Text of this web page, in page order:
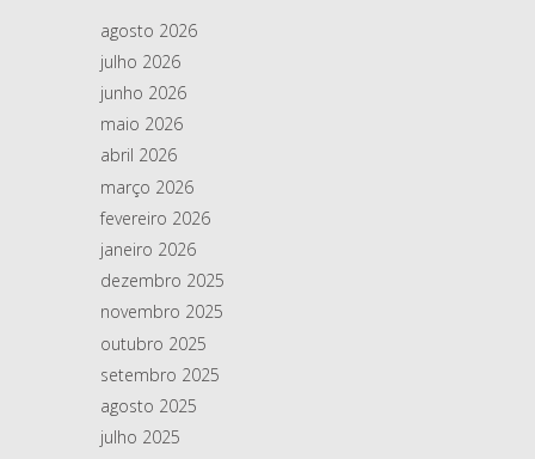
agosto 2026
julho 2026
junho 2026
maio 2026
abril 2026
março 2026
fevereiro 2026
janeiro 2026
dezembro 2025
novembro 2025
outubro 2025
setembro 2025
agosto 2025
julho 2025